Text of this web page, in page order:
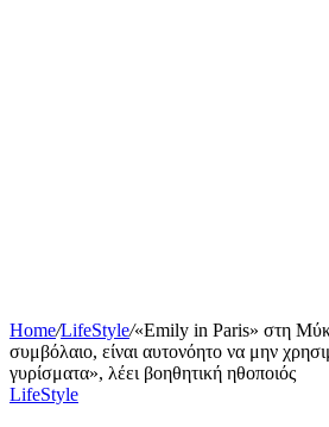
Home/LifeStyle/«Emily in Paris» στη
συμβόλαιο, είναι αυτονόητο να μην
γυρίσματα», λέει βοηθητική ηθοποιός
LifeStyle